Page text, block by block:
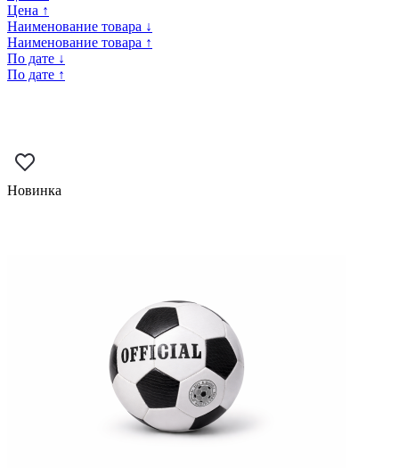
Цена ↑
Наименование товара ↓
Наименование товара ↑
По дате ↓
По дате ↑
Новинка